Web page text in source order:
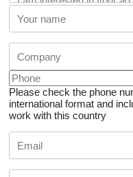
Please check the phone
international format and
work with this country